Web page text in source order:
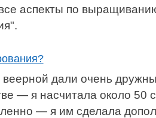
аспекты по
веерной дали очень
— я насчитала около 50
— я им сделала